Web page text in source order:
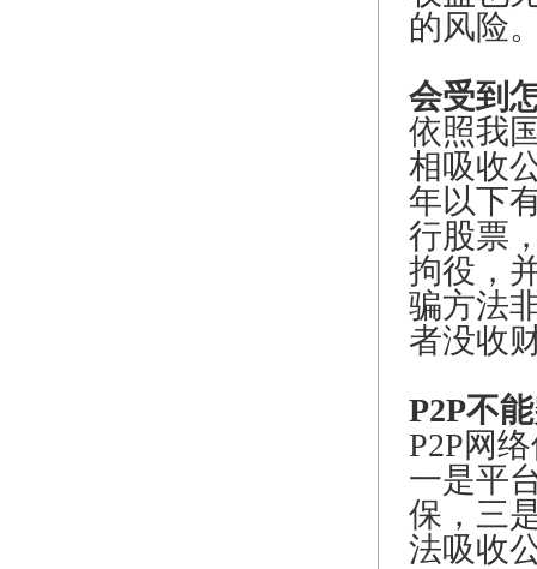
的风险
会受到
依照我
相吸收
年以下
行股票
拘役，
骗方法
者没收
P2P不
P2P网
一是平
保，三
法吸收